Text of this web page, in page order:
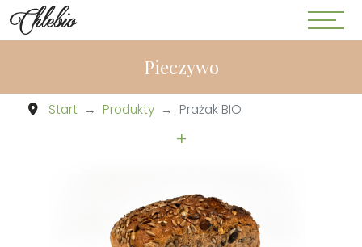
Pieczywo
Start Produkty Prażak BIO
+